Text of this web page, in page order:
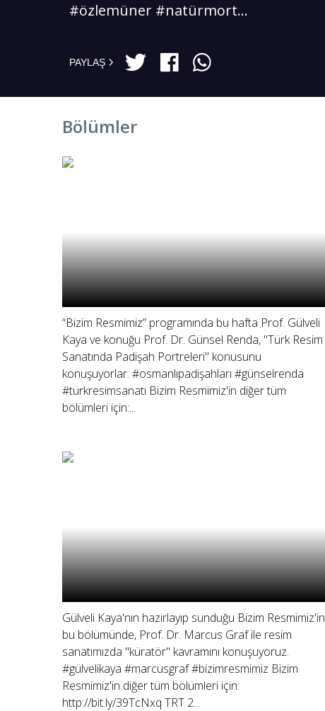
#özlemüner #natürmort...
PAYLAŞ
Bölümler
“Bizim Resmimiz” programında bu hafta Prof. Gülveli
Kaya ve konuğu Prof. Dr. Günsel Renda, "Türk Resim
Sanatında Padişah Portreleri" konusunu
konuşuyorlar. #osmanlıpadişahları #günselrenda
#türkresimsanatı Bizim Resmimiz'in diğer tüm
bölümleri için:...
Gülveli Kaya'nın hazırlayıp sunduğu Bizim Resmimiz'in
bu bölümünde, Prof. Dr. Marcus Graf ile resim
sanatımızda "küratör" kavramını konuşuyoruz.
#gülvelikaya #marcusgraf #bizimresmimiz Bizim
Resmimiz'in diğer tüm bölümleri için:
http://bit.ly/39TcNxq TRT 2...